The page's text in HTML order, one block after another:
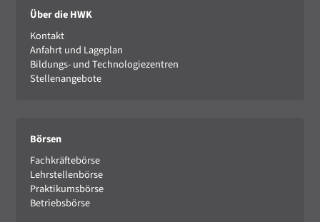
Über die HWK
Kontakt
Anfahrt und Lageplan
Bildungs- und Technologiezentren
Stellenangebote
Börsen
Fachkräftebörse
Lehrstellenbörse
Praktikumsbörse
Betriebsbörse